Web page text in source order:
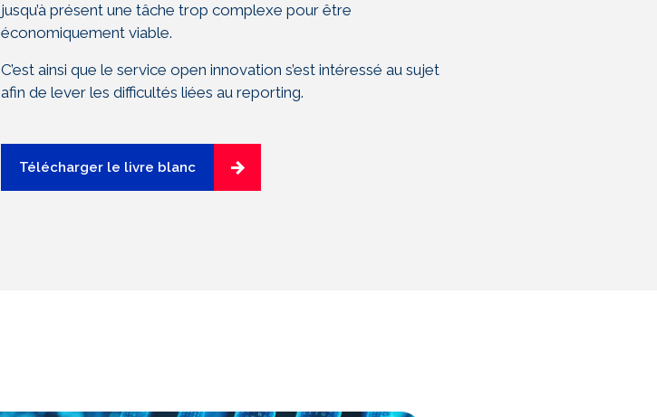
jusqu’à présent une tâche trop complexe pour être
économiquement viable.
C’est ainsi que le service open innovation s’est intéressé au sujet
afin de lever les difficultés liées au reporting.
Télécharger le livre blanc